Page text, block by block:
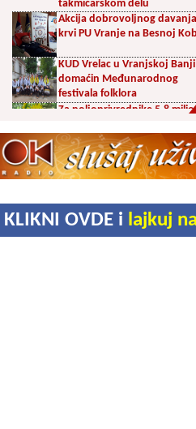
takmičarskom delu
Akcija dobrovoljnog davanja
krvi PU Vranje na Besnoj
KUD Vrelac u Vranjskoj Banji
domaćin Međunarodnog
festivala folklora
Za poljoprivrednike 5,8
Svetska nedelja dojenja –
Dojenje najbolji početak
Akcija dobrovoljnog davanja
krvi u četvrtak u Vranju
KLIKNI OVDE i lajkuj